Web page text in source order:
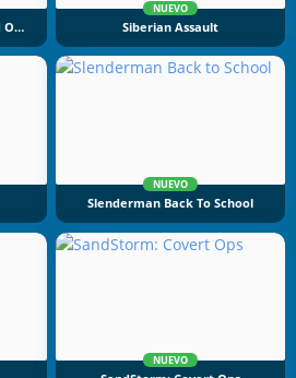
Madness: Sheriffs Compound Official
NUEVO
Siberian Assault
NUEVO
Slenderman Back To School
NUEVO